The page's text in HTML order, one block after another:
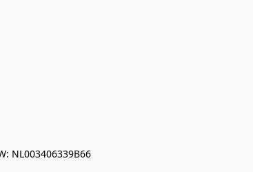
NL003406339B66